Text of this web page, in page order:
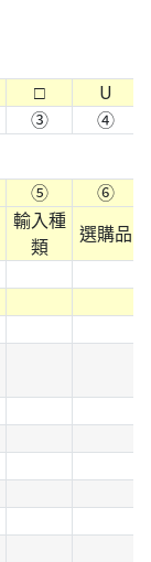
□
U
③ ④
⑤
⑥
輸入種
類
選購品